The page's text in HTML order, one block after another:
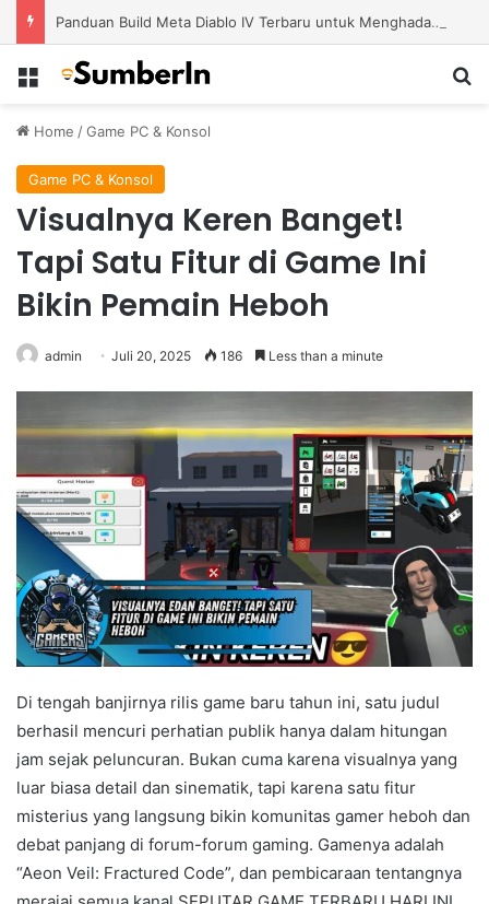
Panduan Build Meta Diablo IV Terbaru untuk Menghadapi Tantangan Level Tinggi
Menu
Home /Game PC & Konsol
Game PC & Konsol
Visualnya Keren Banget!
Tapi Satu Fitur di Game Ini
Bikin Pemain Heboh
admin Juli 20, 2025 186 Less than a minute
Di tengah banjirnya rilis game baru tahun ini, satu judul
berhasil mencuri perhatian publik hanya dalam hitungan
jam sejak peluncuran. Bukan cuma karena visualnya yang
luar biasa detail dan sinematik, tapi karena satu fitur
misterius yang langsung bikin komunitas gamer heboh dan
debat panjang di forum-forum gaming. Gamenya adalah
“Aeon Veil: Fractured Code”, dan pembicaraan tentangnya